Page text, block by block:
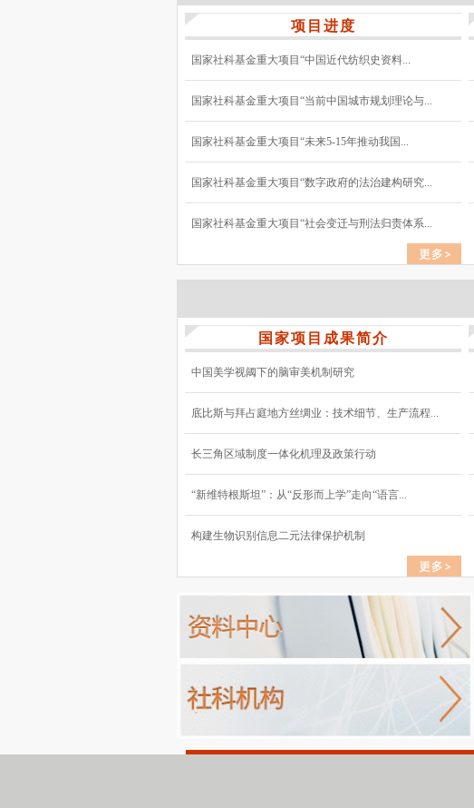
项目进度
国家社科基金重大项目“中国近代纺织史资料...
国家社科基金重大项目“当前中国城市规划理论与...
国家社科基金重大项目“未来5-15年推动我国...
国家社科基金重大项目“数字政府的法治建构研究...
国家社科基金重大项目“社会变迁与刑法归责体系...
国家项目成果简介
中国美学视阈下的脑审美机制研究
底比斯与拜占庭地方丝绸业：技术细节、生产流程...
长三角区域制度一体化机理及政策行动
“新维特根斯坦”：从“反形而上学”走向“语言...
构建生物识别信息二元法律保护机制